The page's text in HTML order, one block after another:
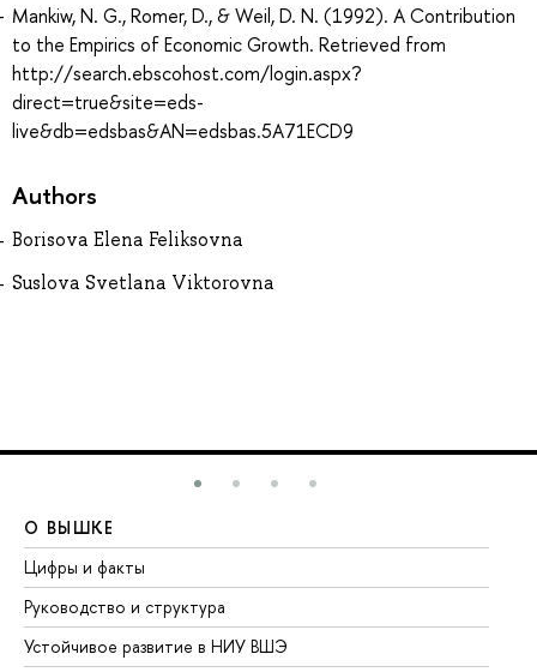
Mankiw, N. G., Romer, D., & Weil, D. N. (1992). A Contribution
to the Empirics of Economic Growth. Retrieved from
http://search.ebscohost.com/login.aspx?
direct=true&site=eds-
live&db=edsbas&AN=edsbas.5A71ECD9
Authors
Borisova Elena Feliksovna
Suslova Svetlana Viktorovna
О ВЫШКЕ
Цифры и факты
Руководство и структура
Устойчивое развитие в НИУ ВШЭ